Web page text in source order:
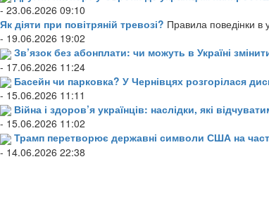
- 23.06.2026 09:10
Як діяти при повітряній тревозі? Правила поведінки в
- 19.06.2026 19:02
Зв’язок без абонплати: чи можуть в Україні
- 17.06.2026 11:24
Басейн чи парковка? У Чернівцях розгорілася
- 15.06.2026 11:11
Війна і здоров’я українців: наслідки, які
- 15.06.2026 11:02
Трамп перетворює державні символи США на
- 14.06.2026 22:38